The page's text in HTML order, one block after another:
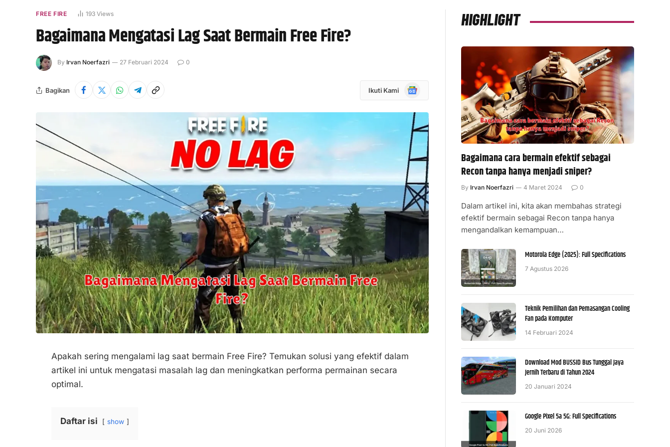
FREE FIRE 193Views
Bagaimana Mengatasi Lag Saat Bermain Free Fire?
By Irvan Noerfazri 27 Februari 2024 0
Bagikan Ikuti Kami
Google
Apakah sering mengalami lag saat bermain Free Fire? Temukan solusi yang efektif dalam
artikel ini untuk mengatasi masalah lag dan meningkatkan performa permainan secara
optimal.
Daftar isi show
HIGHLIGHT
Bagaimana cara bermain efektif sebagai
Recon tanpa hanya menjadi sniper?
By Irvan Noerfazri 4 Maret 2024 0
Dalam artikel ini, kita akan membahas strategi
efektif bermain sebagai Recon tanpa hanya
mengandalkan kemampuan…
Motorola Edge (2025): Full Specifications
7 Agustus 2026
Teknik Pemilihan dan Pemasangan Cooling
Fan pada Komputer
14 Februari 2024
Download Mod BUSSID Bus Tunggal Jaya
Jernih Terbaru di Tahun 2024
20 Januari 2024
Google Pixel 5a 5G: Full Specifications
20 Juni 2026